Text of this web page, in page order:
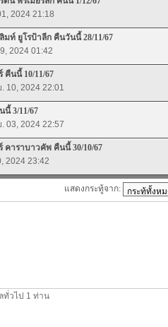
2024 21:18
ท์ ยูโรป้าลีก คืนวันนี้ 28/11/67
2024 01:42
คืนนี้ 10/11/67
10, 2024 22:01
3/11/67
03, 2024 22:57
คาราบาวคัพ คืนนี้ 30/10/67
2024 23:42
แสดงกระทู้จาก:
ทั่วไป 1 ท่าน